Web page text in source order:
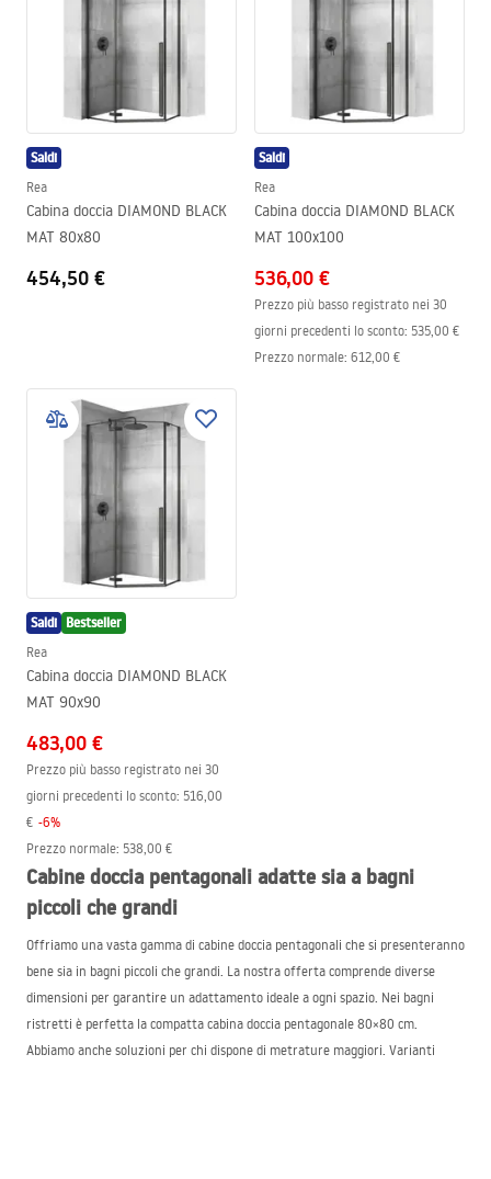
Saldi
Rea
Cabina doccia DIAMOND BLACK
MAT 80x80
454,50 €
Saldi
Rea
Cabina doccia DIAMOND BLACK
MAT 100x100
536,00 €
Prezzo più basso registrato nei 30
giorni precedenti lo sconto: 535,00 €
Prezzo normale: 612,00 €
Saldi Bestseller
Rea
Cabina doccia DIAMOND BLACK
MAT 90x90
483,00 €
Prezzo più basso registrato nei 30
giorni precedenti lo sconto: 516,00
€ -6%
Prezzo normale: 538,00 €
Cabine doccia pentagonali adatte sia a bagni
piccoli che grandi
Offriamo una vasta gamma di cabine doccia pentagonali che si presenteranno
bene sia in bagni piccoli che grandi. La nostra offerta comprende diverse
dimensioni per garantire un adattamento ideale a ogni spazio. Nei bagni
ristretti è perfetta la compatta cabina doccia pentagonale 80×80 cm.
Abbiamo anche soluzioni per chi dispone di metrature maggiori. Varianti